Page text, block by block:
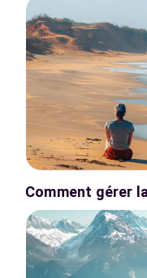
Comment gérer